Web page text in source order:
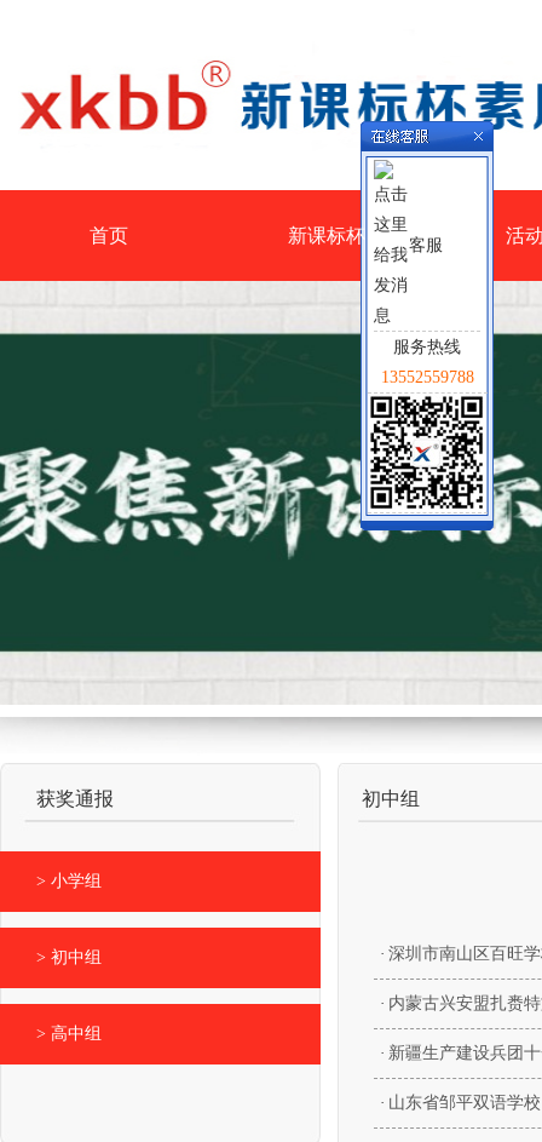
首页 新课标杯 活
获奖通报
> 小学组
> 初中组
> 高中组
初中组
· 深圳市南山区百旺
· 内蒙古兴安盟扎赉
· 新疆生产建设兵团
· 山东省邹平双语学校
客服
服务热线
13552559788